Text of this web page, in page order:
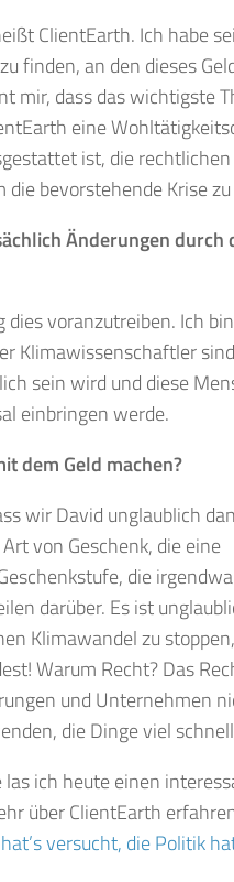
ClientEarth. Ich habe
finden, an den dieses
mir, dass das wichtigste
eine
ist, die
bevorstehende Krise
Änderungen durch
dies voranzutreiben. Ich
Klimawissenschaftler
sein wird und diese
einbringen werde.
dem Geld machen?
wir David unglaublich
von Geschenk, die eine
die
darüber. Es ist
Klimawandel zu
Warum Recht? Das
und Unternehmen
die Dinge viel
ich heute einen
über ClientEarth
versucht, die Politik